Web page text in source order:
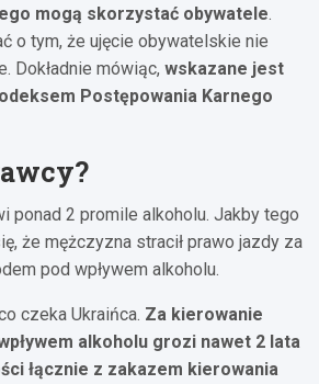
mogą skorzystać obywatele.
o tym, że ujęcie obywatelskie nie
Dokładnie mówiąc, wskazane jest
Postępowania Karnego
ponad 2 promile alkoholu. Jakby tego
że mężczyzna stracił prawo jazdy za
pod wpływem alkoholu.
czeka Ukraińca. Za kierowanie
alkoholu grozi nawet 2 lata
łącznie z zakazem kierowania